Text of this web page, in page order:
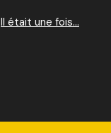
Il était une fois…